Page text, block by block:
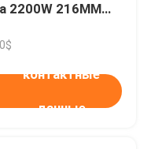
2200W 216MM
контактные
данные